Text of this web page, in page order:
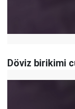
Döviz birikimi